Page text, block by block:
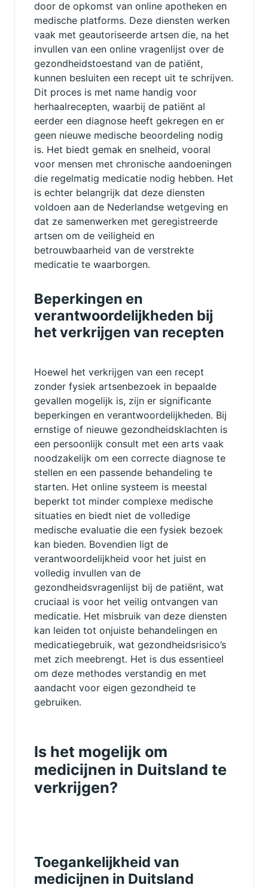
door de opkomst van online apotheken en
medische platforms. Deze diensten werken
vaak met geautoriseerde artsen die, na het
invullen van een online vragenlijst over de
gezondheidstoestand van de patiënt,
kunnen besluiten een recept uit te schrijven.
Dit proces is met name handig voor
herhaalrecepten, waarbij de patiënt al
eerder een diagnose heeft gekregen en er
geen nieuwe medische beoordeling nodig
is. Het biedt gemak en snelheid, vooral
voor mensen met chronische aandoeningen
die regelmatig medicatie nodig hebben. Het
is echter belangrijk dat deze diensten
voldoen aan de Nederlandse wetgeving en
dat ze samenwerken met geregistreerde
artsen om de veiligheid en
betrouwbaarheid van de verstrekte
medicatie te waarborgen.
Beperkingen en
verantwoordelijkheden bij
het verkrijgen van recepten
Hoewel het verkrijgen van een recept
zonder fysiek artsenbezoek in bepaalde
gevallen mogelijk is, zijn er significante
beperkingen en verantwoordelijkheden. Bij
ernstige of nieuwe gezondheidsklachten is
een persoonlijk consult met een arts vaak
noodzakelijk om een correcte diagnose te
stellen en een passende behandeling te
starten. Het online systeem is meestal
beperkt tot minder complexe medische
situaties en biedt niet de volledige
medische evaluatie die een fysiek bezoek
kan bieden. Bovendien ligt de
verantwoordelijkheid voor het juist en
volledig invullen van de
gezondheidsvragenlijst bij de patiënt, wat
cruciaal is voor het veilig ontvangen van
medicatie. Het misbruik van deze diensten
kan leiden tot onjuiste behandelingen en
medicatiegebruik, wat gezondheidsrisico’s
met zich meebrengt. Het is dus essentieel
om deze methodes verstandig en met
aandacht voor eigen gezondheid te
gebruiken.
Is het mogelijk om
medicijnen in Duitsland te
verkrijgen?
Toegankelijkheid van
medicijnen in Duitsland